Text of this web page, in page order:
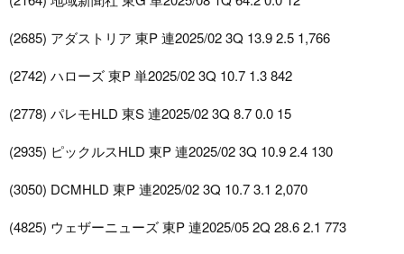
(2685) アダストリア 東P 連2025/02 3Q 13.9 2.5 1,766
(2742) ハローズ 東P 単2025/02 3Q 10.7 1.3 842
(2778) パレモHLD 東S 連2025/02 3Q 8.7 0.0 15
(2935) ピックルスHLD 東P 連2025/02 3Q 10.9 2.4 130
(3050) DCMHLD 東P 連2025/02 3Q 10.7 3.1 2,070
(4825) ウェザーニューズ 東P 連2025/05 2Q 28.6 2.1 773